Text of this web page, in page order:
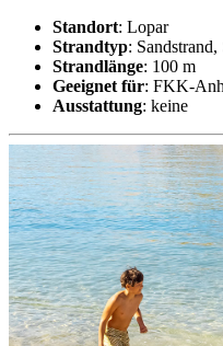
Standort: Lopar
Strandtyp: Sandstrand,
Strandlänge: 100 m
Geeignet für: FKK-
Ausstattung: keine